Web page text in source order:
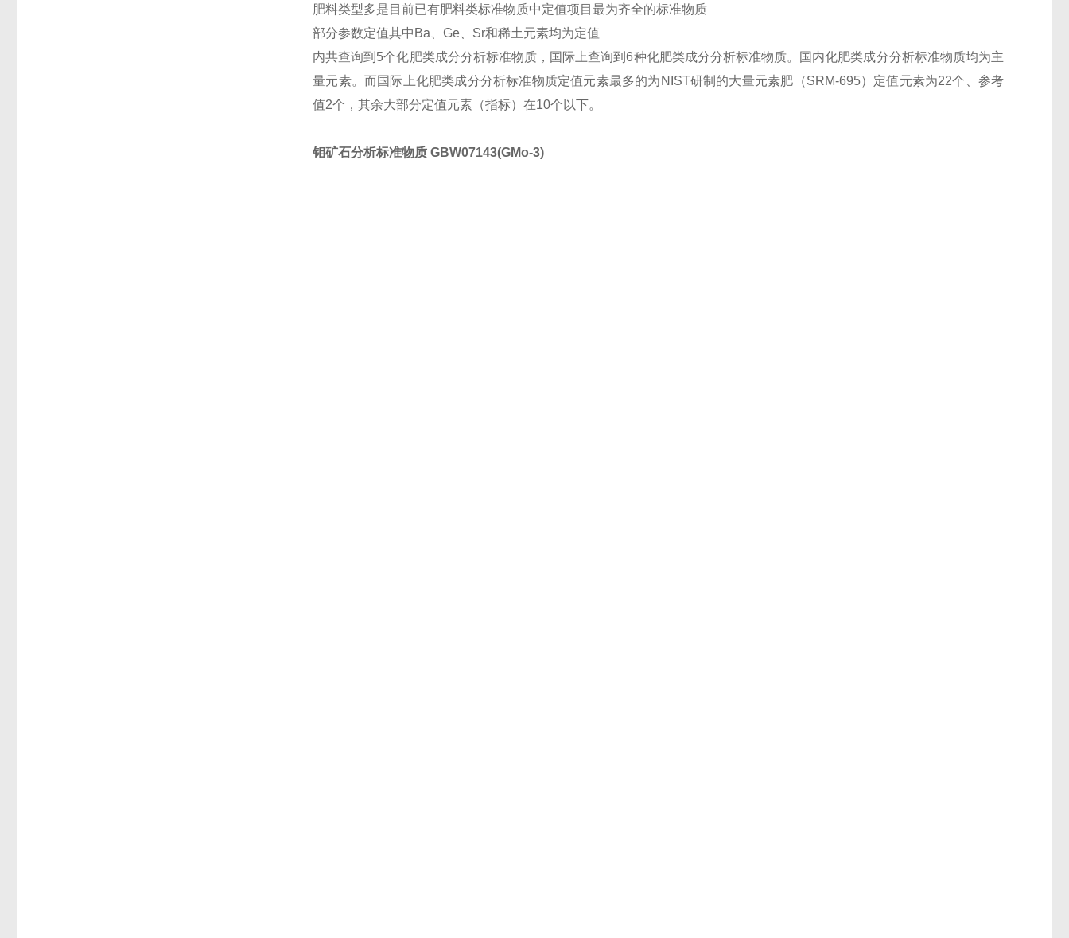
肥料类型多是目前已有肥料类标准物质中定值项目最为齐全的标准物质
部分参数定值其中Ba、Ge、Sr和稀土元素均为定值
内共查询到5个化肥类成分分析标准物质，国际上查询到6种化肥类成分分析标准物质。国内化肥类成分分析标准物质均为主
量元素。而国际上化肥类成分分析标准物质定值元素最多的为NIST研制的大量元素肥（SRM-695）定值元素为22个、参考
值2个，其余大部分定值元素（指标）在10个以下。
钼矿石分析标准物质 GBW07143(GMo-3)